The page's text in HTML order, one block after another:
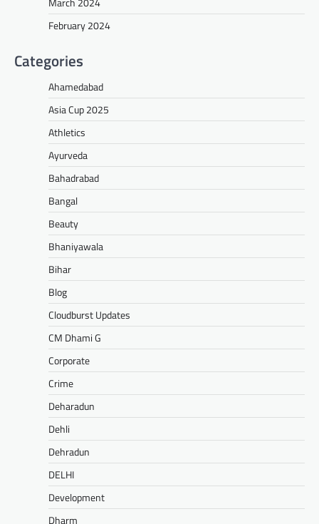
February 2024
Categories
Ahamedabad
Asia Cup 2025
Athletics
Ayurveda
Bahadrabad
Bangal
Beauty
Bhaniyawala
Bihar
Blog
Cloudburst Updates
CM Dhami G
Corporate
Crime
Deharadun
Dehli
Dehradun
DELHI
Development
Dharm